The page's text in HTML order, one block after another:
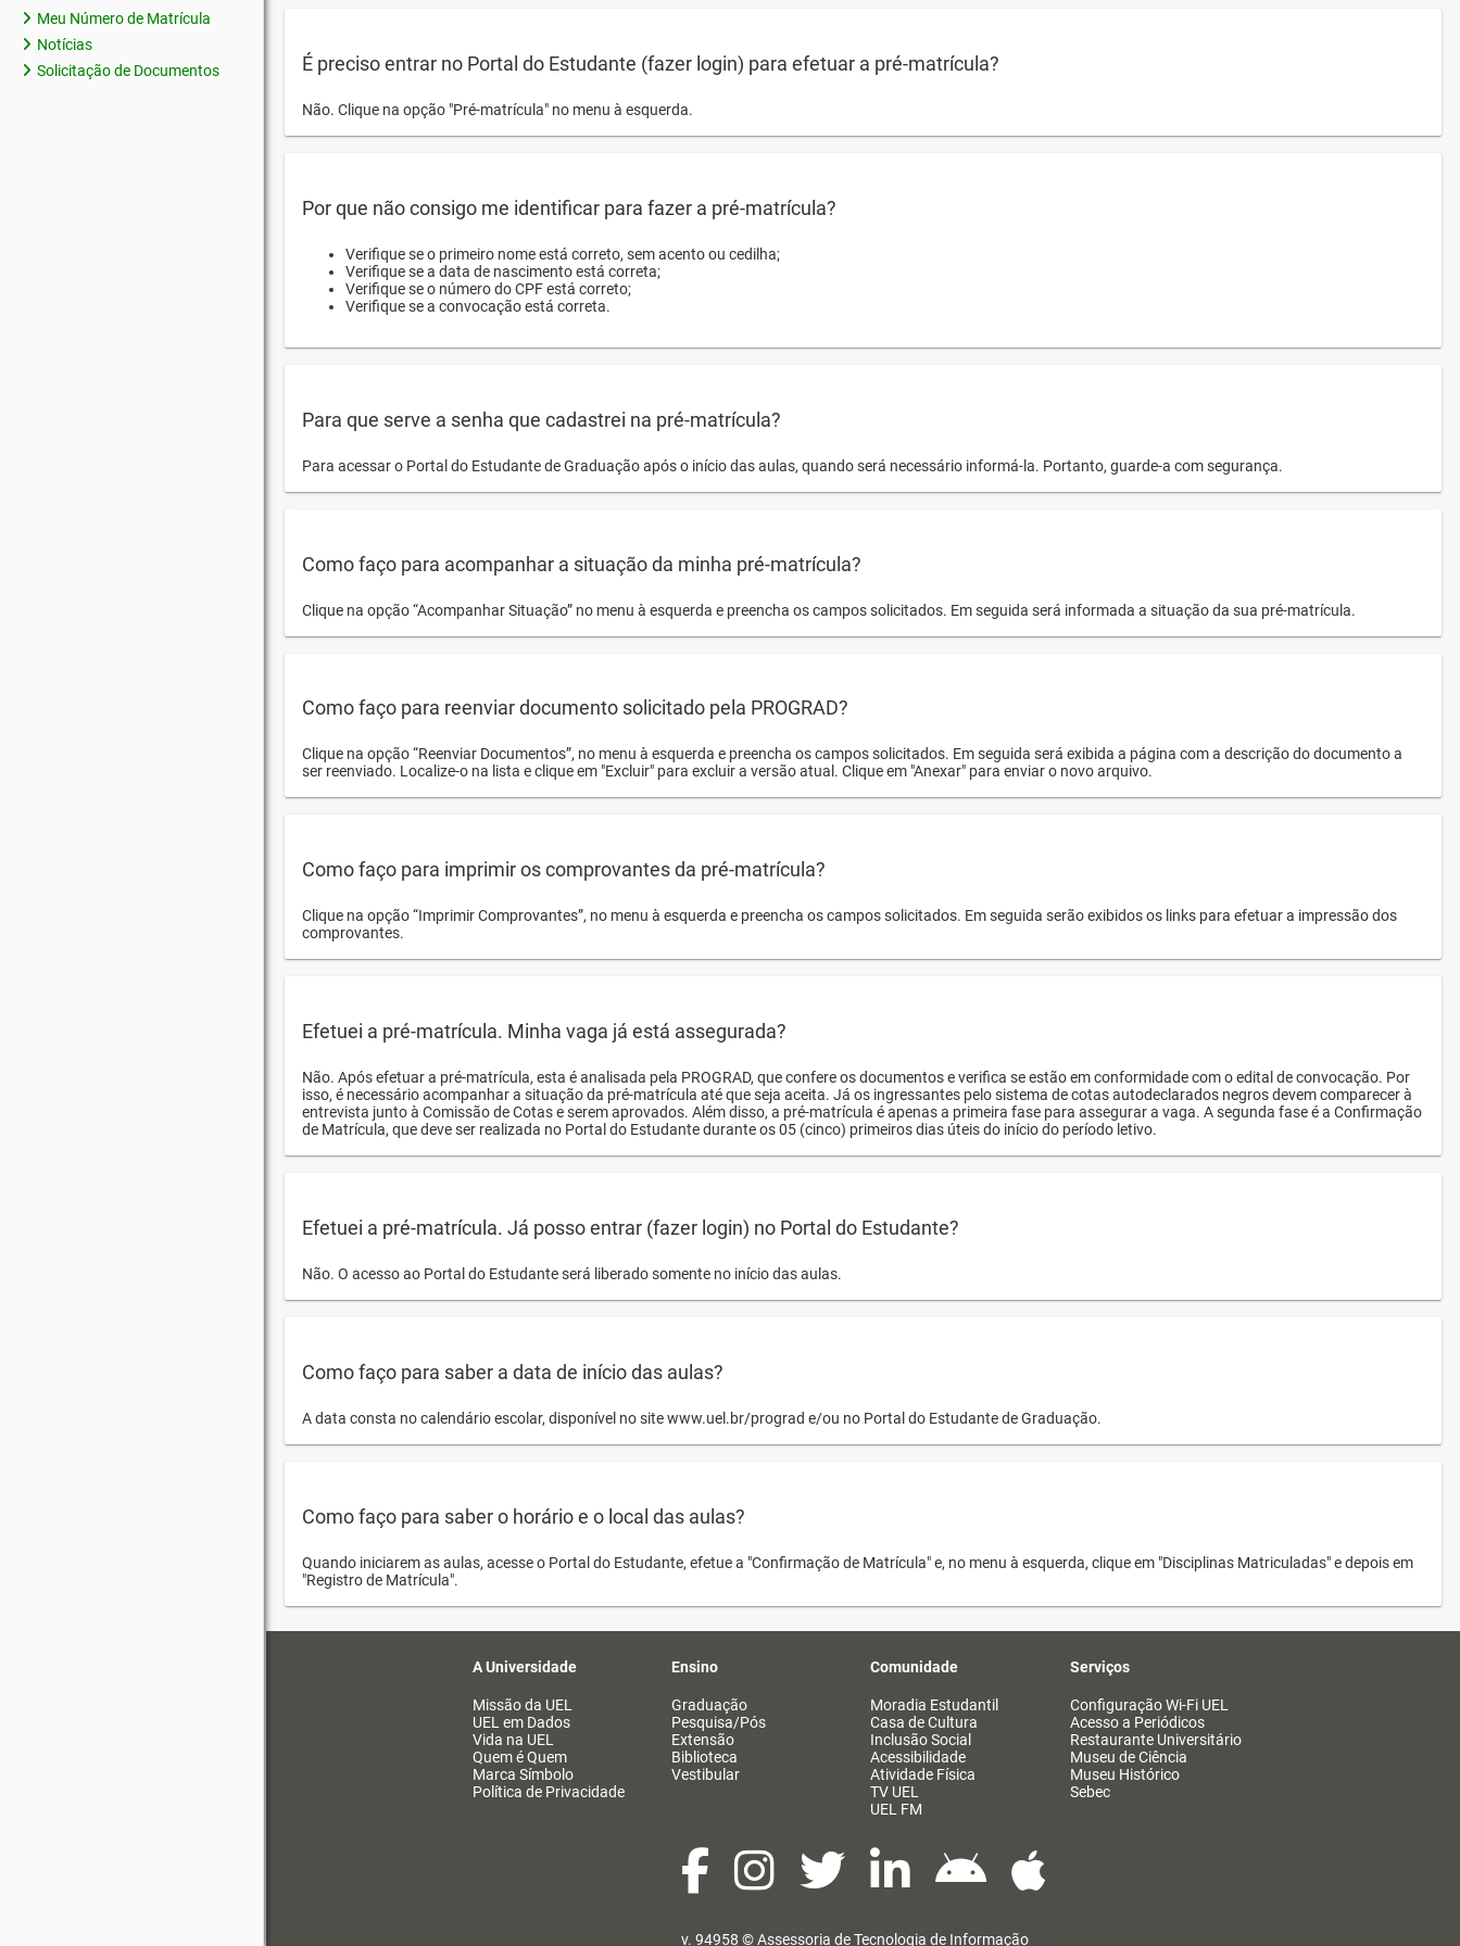
Meu Número de Matrícula
Notícias
Solicitação de Documentos
É preciso entrar no Portal do Estudante (fazer login) para efetuar a pré-matrícula?
Não. Clique na opção "Pré-matrícula" no menu à esquerda.
Por que não consigo me identificar para fazer a pré-matrícula?
Verifique se o primeiro nome está correto, sem acento ou cedilha;
Verifique se a data de nascimento está correta;
Verifique se o número do CPF está correto;
Verifique se a convocação está correta.
Para que serve a senha que cadastrei na pré-matrícula?
Para acessar o Portal do Estudante de Graduação após o início das aulas, quando será necessário informá-la. Portanto, guarde-a com segurança.
Como faço para acompanhar a situação da minha pré-matrícula?
Clique na opção “Acompanhar Situação” no menu à esquerda e preencha os campos solicitados. Em seguida será informada a situação da sua pré-matrícula.
Como faço para reenviar documento solicitado pela PROGRAD?
Clique na opção “Reenviar Documentos”, no menu à esquerda e preencha os campos solicitados. Em seguida será exibida a página com a descrição do documento a
ser reenviado. Localize-o na lista e clique em "Excluir" para excluir a versão atual. Clique em "Anexar" para enviar o novo arquivo.
Como faço para imprimir os comprovantes da pré-matrícula?
Clique na opção “Imprimir Comprovantes”, no menu à esquerda e preencha os campos solicitados. Em seguida serão exibidos os links para efetuar a impressão dos
comprovantes.
Efetuei a pré-matrícula. Minha vaga já está assegurada?
Não. Após efetuar a pré-matrícula, esta é analisada pela PROGRAD, que confere os documentos e verifica se estão em conformidade com o edital de convocação. Por
isso, é necessário acompanhar a situação da pré-matrícula até que seja aceita. Já os ingressantes pelo sistema de cotas autodeclarados negros devem comparecer à
entrevista junto à Comissão de Cotas e serem aprovados. Além disso, a pré-matrícula é apenas a primeira fase para assegurar a vaga. A segunda fase é a Confirmação
de Matrícula, que deve ser realizada no Portal do Estudante durante os 05 (cinco) primeiros dias úteis do início do período letivo.
Efetuei a pré-matrícula. Já posso entrar (fazer login) no Portal do Estudante?
Não. O acesso ao Portal do Estudante será liberado somente no início das aulas.
Como faço para saber a data de início das aulas?
A data consta no calendário escolar, disponível no site www.uel.br/prograd e/ou no Portal do Estudante de Graduação.
Como faço para saber o horário e o local das aulas?
Quando iniciarem as aulas, acesse o Portal do Estudante, efetue a "Confirmação de Matrícula" e, no menu à esquerda, clique em "Disciplinas Matriculadas" e depois em
"Registro de Matrícula".
A Universidade
Missão da UEL
UEL em Dados
Vida na UEL
Quem é Quem
Marca Símbolo
Política de Privacidade
Ensino
Graduação
Pesquisa/Pós
Extensão
Biblioteca
Vestibular
Comunidade
Moradia Estudantil
Casa de Cultura
Inclusão Social
Acessibilidade
Atividade Física
TV UEL
UEL FM
Serviços
Configuração Wi-Fi UEL
Acesso a Periódicos
Restaurante Universitário
Museu de Ciência
Museu Histórico
Sebec
v. 94958 ©Assessoria de Tecnologia de Informação